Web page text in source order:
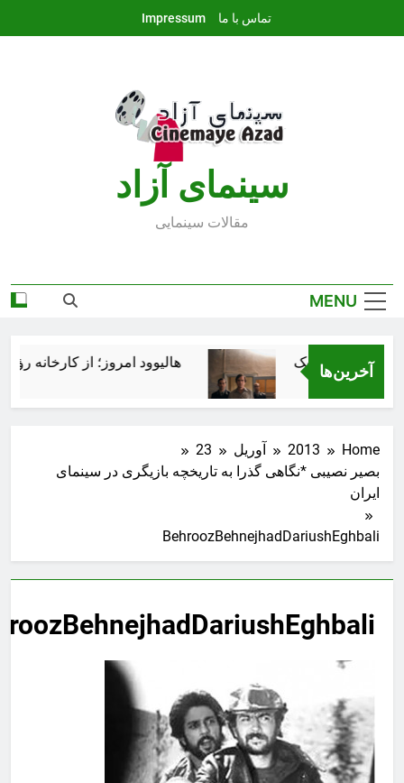
تماس با ما Impressum
سينماى آزاد
مقالات سينمايى
MENU
آخرین‌ها هالیوود امروز؛ از کارخانه
Home
2013 آوریل
23
بصیر نصیبی *نگاهی گذرا به تاریخچه بازیگری در سینمای
ایران
BehroozBehnejhadDariushEghbali